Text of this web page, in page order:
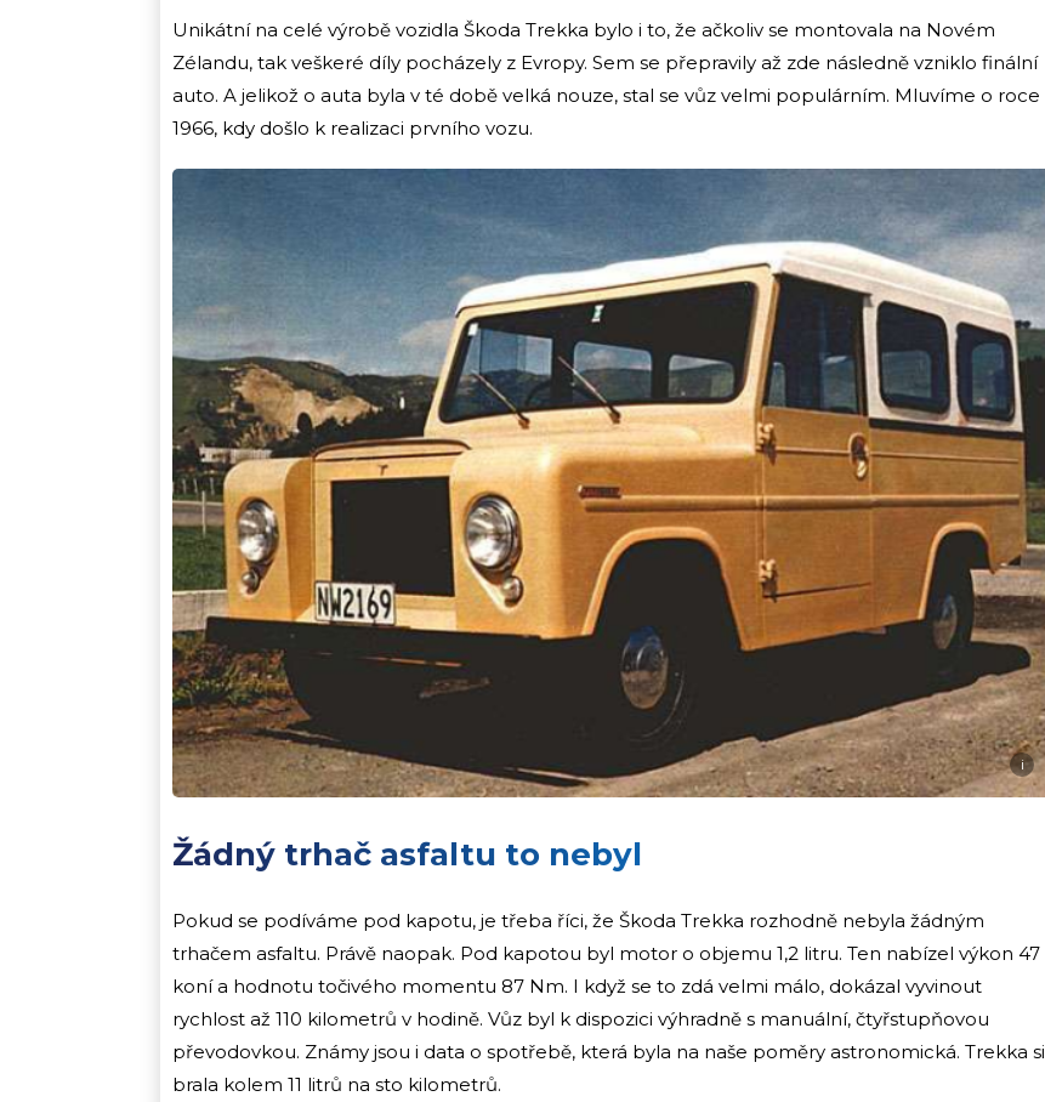
Unikátní na celé výrobě vozidla Škoda Trekka bylo i to, že ačkoliv se montovala na Novém
Zélandu, tak veškeré díly pocházely z Evropy. Sem se přepravily až zde následně vzniklo finální
auto. A jelikož o auta byla v té době velká nouze, stal se vůz velmi populárním. Mluvíme o roce
1966, kdy došlo k realizaci prvního vozu.
i
Žádný trhač asfaltu to nebyl
Pokud se podíváme pod kapotu, je třeba říci, že Škoda Trekka rozhodně nebyla žádným
trhačem asfaltu. Právě naopak. Pod kapotou byl motor o objemu 1,2 litru. Ten nabízel výkon 47
koní a hodnotu točivého momentu 87 Nm. I když se to zdá velmi málo, dokázal vyvinout
rychlost až 110 kilometrů v hodině. Vůz byl k dispozici výhradně s manuální, čtyřstupňovou
převodovkou. Známy jsou i data o spotřebě, která byla na naše poměry astronomická. Trekka si
brala kolem 11 litrů na sto kilometrů.